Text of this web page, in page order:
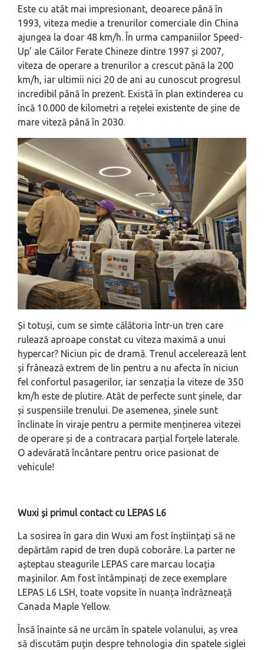
Este cu atât mai impresionant, deoarece până în
1993, viteza medie a trenurilor comerciale din China
ajungea la doar 48 km/h. În urma campaniilor Speed-
Up’ ale Căilor Ferate Chineze dintre 1997 și 2007,
viteza de operare a trenurilor a crescut pănă la 200
km/h, iar ultimii nici 20 de ani au cunoscut progresul
incredibil până în prezent. Există în plan extinderea cu
încă 10.000 de kilometri a rețelei existente de șine de
mare viteză până în 2030.
Și totuși, cum se simte călătoria într-un tren care
rulează aproape constat cu viteza maximă a unui
hypercar? Niciun pic de dramă. Trenul accelerează lent
și frânează extrem de lin pentru a nu afecta în niciun
fel confortul pasagerilor, iar senzația la viteze de 350
km/h este de plutire. Atât de perfecte sunt șinele, dar
și suspensiile trenului. De asemenea, șinele sunt
înclinate în viraje pentru a permite menținerea vitezei
de operare și de a contracara parțial forțele laterale.
O adevărată încântare pentru orice pasionat de
vehicule!
Wuxi și primul contact cu LEPAS L6
La sosirea în gara din Wuxi am fost înștiințați să ne
depărtăm rapid de tren după coborâre. La parter ne
așteptau steagurile LEPAS care marcau locația
mașinilor. Am fost întâmpinați de zece exemplare
LEPAS L6 LSH, toate vopsite în nuanța îndrăzneață
Canada Maple Yellow.
Însă înainte să ne urcăm în spatele volanului, aș vrea
să discutăm puțin despre tehnologia din spatele siglei